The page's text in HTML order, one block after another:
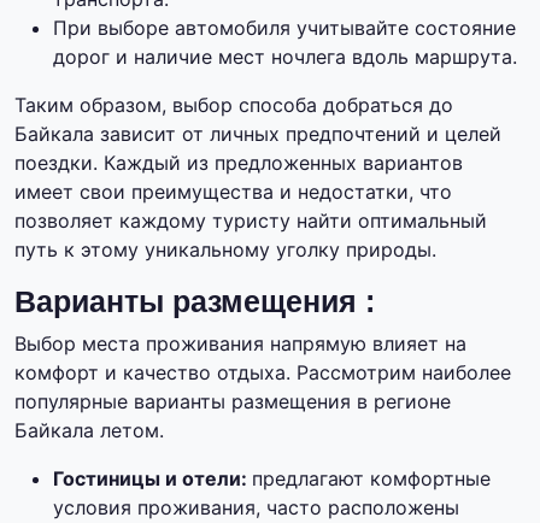
При выборе автомобиля учитывайте состояние
дорог и наличие мест ночлега вдоль маршрута.
Таким образом, выбор способа добраться до
Байкала зависит от личных предпочтений и целей
поездки. Каждый из предложенных вариантов
имеет свои преимущества и недостатки, что
позволяет каждому туристу найти оптимальный
путь к этому уникальному уголку природы.
Варианты размещения :
Выбор места проживания напрямую влияет на
комфорт и качество отдыха. Рассмотрим наиболее
популярные варианты размещения в регионе
Байкала летом.
Гостиницы и отели: предлагают комфортные
условия проживания, часто расположены